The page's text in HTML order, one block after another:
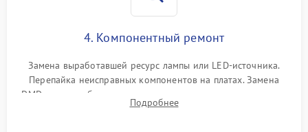
4. Компонентный ремонт
Замена выработавшей ресурс лампы или LED-источника.
Перепайка неисправных компонентов на платах. Замена
DMD-чипа при битых пикселях, установка нового цветового
колеса или восстановление сгоревших поляризационных
Подробнее